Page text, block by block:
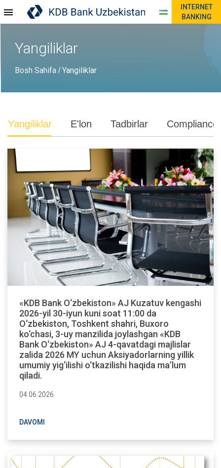
INTERNET
BANKING
Yangiliklar
Bosh Sahifa /Yangiliklar
Yangiliklar E'lon Tadbirlar Compliance
«KDB Bank O‘zbekiston» AJ Kuzatuv kengashi
2026-yil 30-iyun kuni soat 11:00 da
O‘zbekiston, Toshkent shahri, Buxoro
ko‘chasi, 3-uy manzilida joylashgan «KDB
Bank O‘zbekiston» AJ 4-qavatdagi majlislar
zalida 2026 MY uchun Aksiyadorlarning yillik
umumiy yig‘ilishi o‘tkazilishi haqida ma’lum
qiladi.
04.06.2026
DAVOMI